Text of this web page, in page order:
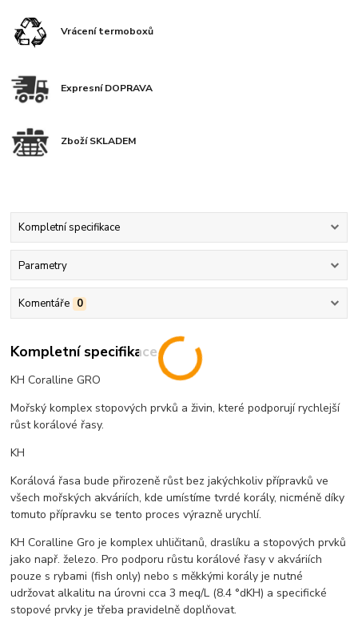
Vrácení termoboxů
Expresní DOPRAVA
Zboží SKLADEM
Kompletní specifikace
Parametry
Komentáře 0
Kompletní specifikace
KH Coralline GRO
Mořský komplex stopových prvků a živin, které podporují rychlejší
růst korálové řasy.
KH
Korálová řasa bude přirozeně růst bez jakýchkoliv přípravků ve
všech mořských akváriích, kde umístíme tvrdé korály, nicméně díky
tomuto přípravku se tento proces výrazně urychlí.
KH Coralline Gro je komplex uhličitanů, draslíku a stopových prvků
jako např. železo. Pro podporu růstu korálové řasy v akváriích
pouze s rybami (fish only) nebo s měkkými korály je nutné
udržovat alkalitu na úrovni cca 3 meq/L (8.4 °dKH) a specifické
stopové prvky je třeba pravidelně doplňovat.